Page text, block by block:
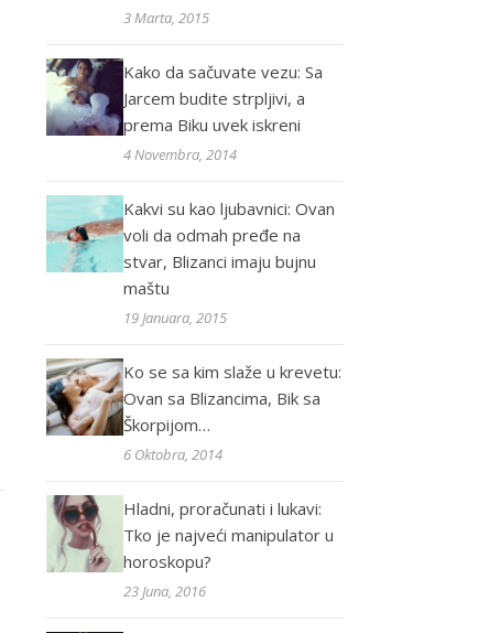
3 Marta, 2015
Kako da sačuvate vezu: Sa
Jarcem budite strpljivi, a
prema Biku uvek iskreni
4 Novembra, 2014
Kakvi su kao ljubavnici: Ovan
voli da odmah pređe na
stvar, Blizanci imaju bujnu
maštu
19 Januara, 2015
Ko se sa kim slaže u krevetu:
Ovan sa Blizancima, Bik sa
Škorpijom…
6 Oktobra, 2014
Hladni, proračunati i lukavi:
Tko je najveći manipulator u
horoskopu?
23 Juna, 2016